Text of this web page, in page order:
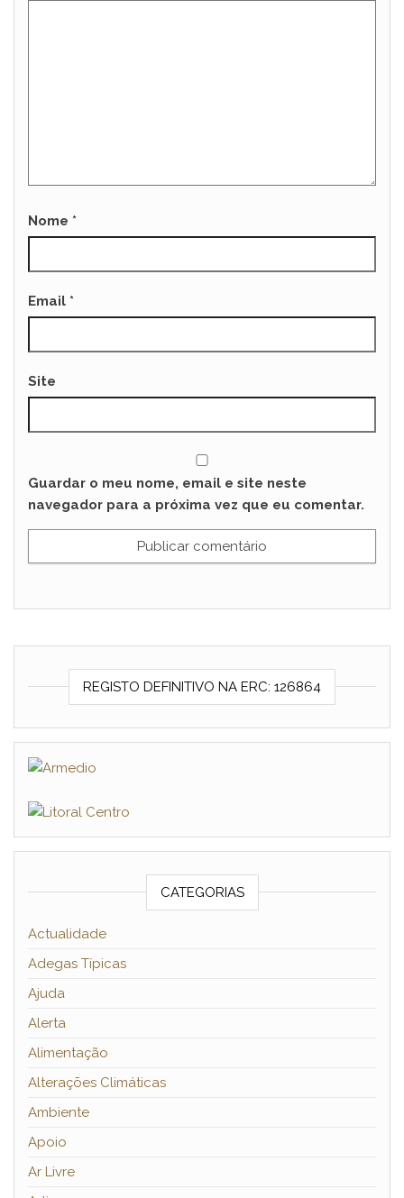
Nome *
Email *
Site
Guardar o meu nome, email e site neste
navegador para a próxima vez que eu comentar.
REGISTO DEFINITIVO NA ERC: 126864
CATEGORIAS
Actualidade
Adegas Típicas
Ajuda
Alerta
Alimentação
Alterações Climáticas
Ambiente
Apoio
Ar Livre